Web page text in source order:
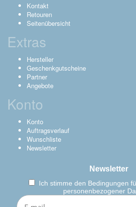
Kontakt
Retouren
Seitenübersicht
Extras
Hersteller
Geschenkgutscheine
Partner
Angebote
Konto
Konto
Auftragsverlauf
Wunschliste
Newsletter
Newsletter
Ich stimme den Bedingungen
personenbezogener